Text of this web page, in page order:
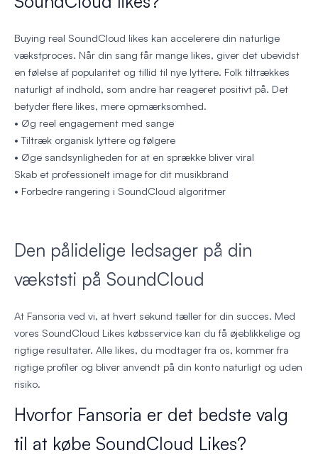
Buying real SoundCloud likes kan accelerere din naturlige
vækstproces. Når din sang får mange likes, giver det ubevidst
en følelse af popularitet og tillid til nye lyttere. Folk tiltrækkes
naturligt af indhold, som andre har reageret positivt på. Det
betyder flere likes, mere opmærksomhed.
• Øg reel engagement med sange
• Tiltræk organisk lyttere og følgere
• Øge sandsynligheden for at en sprække bliver viral
Skab et professionelt image for dit musikbrand
• Forbedre rangering i SoundCloud algoritmer
Den pålidelige ledsager på din
vækststi på SoundCloud
At Fansoria ved vi, at hvert sekund tæller for din succes. Med
vores SoundCloud Likes købsservice kan du få øjeblikkelige og
rigtige resultater. Alle likes, du modtager fra os, kommer fra
rigtige profiler og bliver anvendt på din konto naturligt og uden
risiko.
Hvorfor Fansoria er det bedste valg
til at købe SoundCloud Likes?